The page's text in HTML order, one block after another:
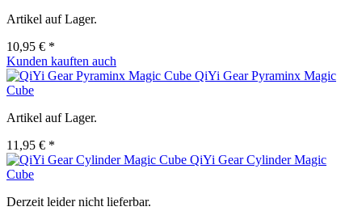
Artikel auf Lager.
10,95 € *
Kunden kauften auch
QiYi Gear Pyraminx Magic
Cube
Artikel auf Lager.
11,95 € *
QiYi Gear Cylinder Magic
Cube
Derzeit leider nicht lieferbar.